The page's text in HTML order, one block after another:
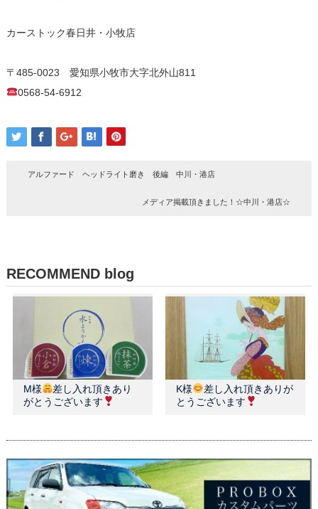
カーストック春日井・小牧店
〒485-0023 愛知県小牧市大字北外山811
0568-54-6912
アルファード ヘッドライト磨き 後編 中川・港店
メディア掲載頂きました！☆中川・港店☆
RECOMMEND blog
M様
差し入れ頂きあり
がとうございます
K様
差し入れ頂きありが
とうございます